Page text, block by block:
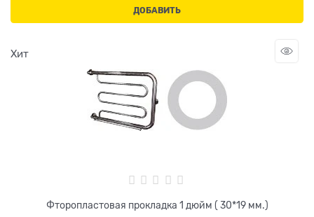
ДОБАВИТЬ
Хит
Фторопластовая прокладка 1 дюйм ( 30*19 мм.)